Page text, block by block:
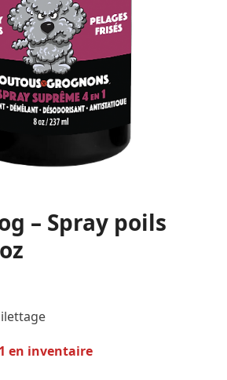
– Spray poils
en inventaire